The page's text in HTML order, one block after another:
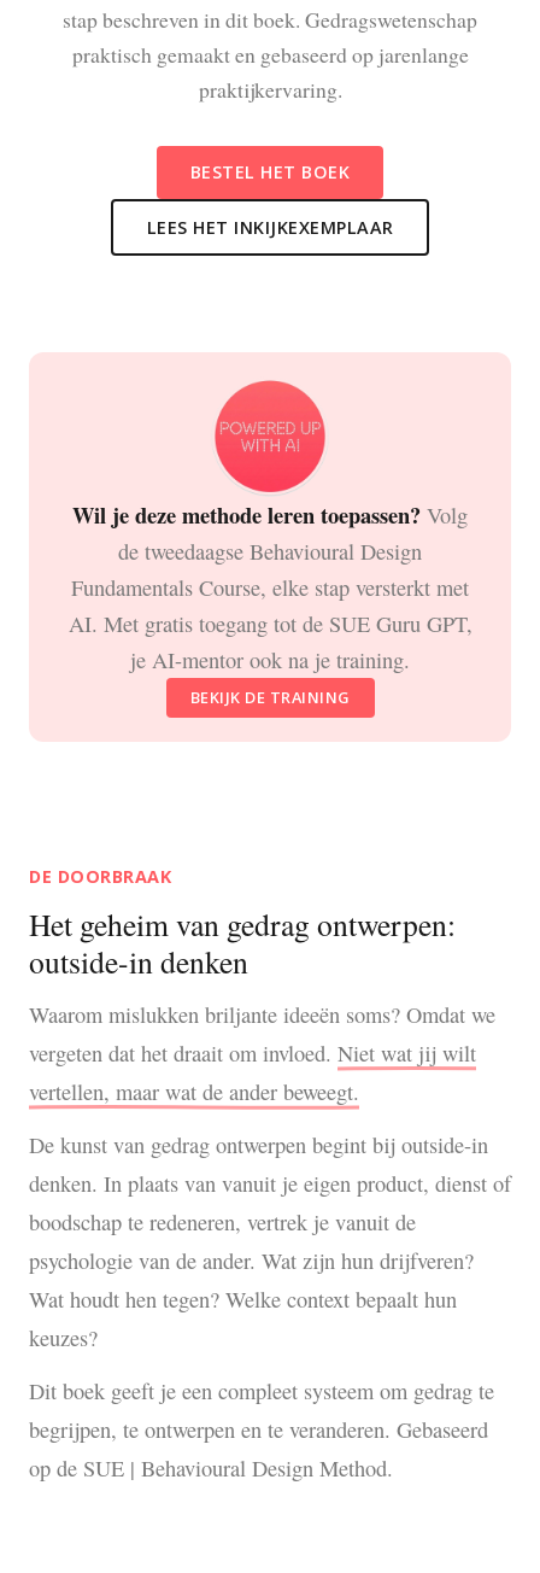
stap beschreven in dit boek. Gedragswetenschap
praktisch gemaakt en gebaseerd op jarenlange
praktijkervaring.
BESTEL HET BOEK
LEES HET INKIJKEXEMPLAAR
Wil je deze methode leren toepassen? Volg
de tweedaagse Behavioural Design
Fundamentals Course, elke stap versterkt met
AI. Met gratis toegang tot de SUE Guru GPT,
je AI-mentor ook na je training.
BEKIJK DE TRAINING
DE DOORBRAAK
Het geheim van gedrag ontwerpen:
outside-in denken
Waarom mislukken briljante ideeën soms? Omdat we
vergeten dat het draait om invloed. Niet wat jij wilt
vertellen, maar wat de ander beweegt.
De kunst van gedrag ontwerpen begint bij outside-in
denken. In plaats van vanuit je eigen product, dienst of
boodschap te redeneren, vertrek je vanuit de
psychologie van de ander. Wat zijn hun drijfveren?
Wat houdt hen tegen? Welke context bepaalt hun
keuzes?
Dit boek geeft je een compleet systeem om gedrag te
begrijpen, te ontwerpen en te veranderen. Gebaseerd
op de SUE | Behavioural Design Method.